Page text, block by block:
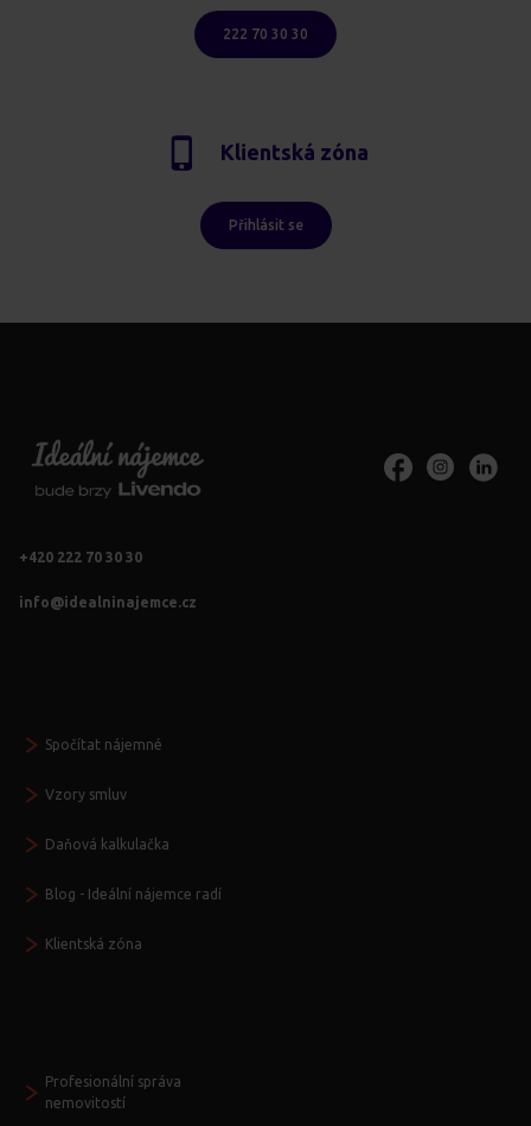
222 70 30 30
Klientská zóna
Přihlásit se
+420 222 70 30 30
info@idealninajemce.cz
Spočítat nájemné
Vzory smluv
Daňová kalkulačka
Blog - Ideální nájemce radí
Klientská zóna
Profesionální správa
nemovitostí